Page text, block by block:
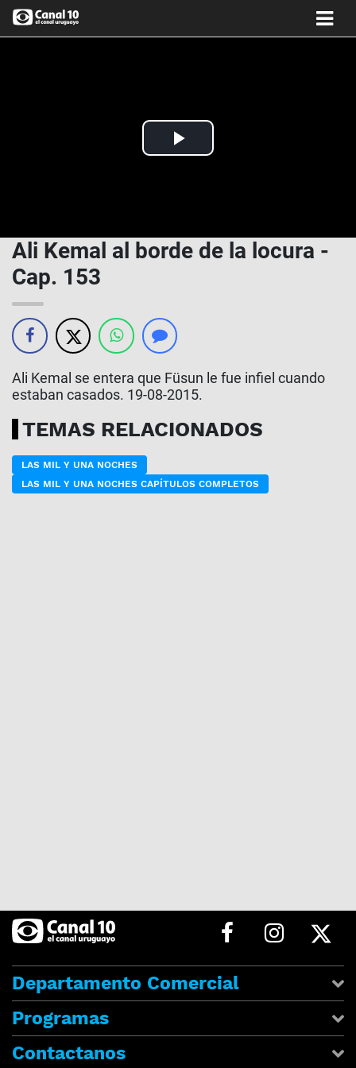
Play
Ali Kemal al borde de la locura -
Cap. 153
Ali Kemal se entera que Füsun le fue infiel cuando
estaban casados. 19-08-2015.
TEMAS RELACIONADOS
LAS MIL Y UNA NOCHES
LAS MIL Y UNA NOCHES CAPÍTULOS COMPLETOS
Departamento Comercial
Programas
Contactanos